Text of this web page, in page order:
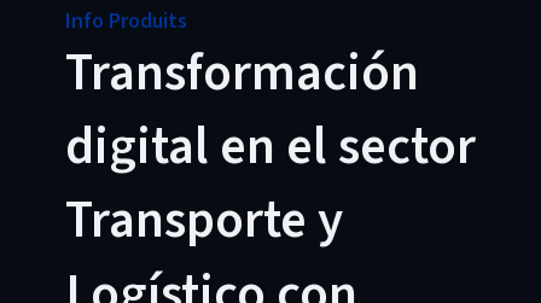
Info Produits
Transformación
digital en el sector
Transporte y